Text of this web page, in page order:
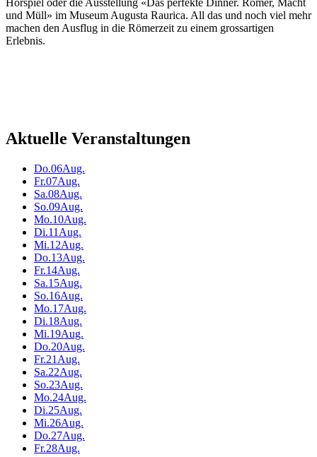
Hörspiel oder die Ausstellung «Das perfekte Dinner. Römer, Macht
und Müll» im Museum Augusta Raurica. All das und noch viel mehr
machen den Ausflug in die Römerzeit zu einem grossartigen
Erlebnis.
Aktuelle Veranstaltungen
Do.06Aug.
Fr.07Aug.
Sa.08Aug.
So.09Aug.
Mo.10Aug.
Di.11 Aug.
Mi.12Aug.
Do.13Aug.
Fr.14Aug.
Sa.15Aug.
So.16Aug.
Mo.17Aug.
Di.18Aug.
Mi.19Aug.
Do.20Aug.
Fr.21 Aug.
Sa.22Aug.
So.23Aug.
Mo.24Aug.
Di.25Aug.
Mi.26Aug.
Do.27Aug.
Fr.28Aug.